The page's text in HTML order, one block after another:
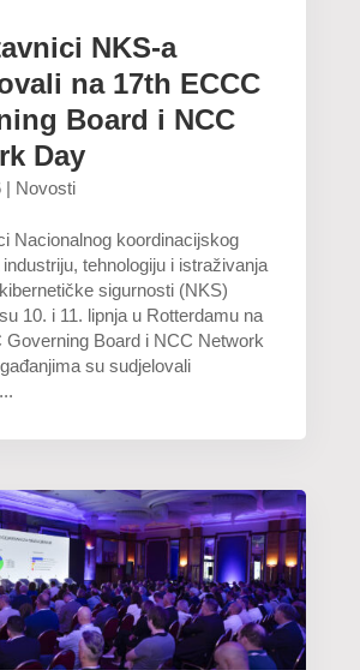
NKS-a
na 17th ECCC
Board i NCC
Day
| Novosti
Nacionalnog koordinacijskog
tehnologiju i istraživanja
sigurnosti (NKS)
10. i 11. lipnja u Rotterdamu na
Governing Board i NCC Network
su sudjelovali